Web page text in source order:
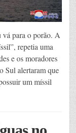
vá para o porão. A
repetia uma
e os moradores
Sul alertaram que
um míssil